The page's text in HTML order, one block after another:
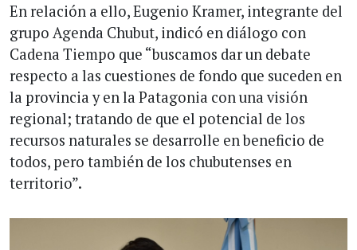
En relación a ello, Eugenio Kramer, integrante del
grupo Agenda Chubut, indicó en diálogo con
Cadena Tiempo que “buscamos dar un debate
respecto a las cuestiones de fondo que suceden en
la provincia y en la Patagonia con una visión
regional; tratando de que el potencial de los
recursos naturales se desarrolle en beneficio de
todos, pero también de los chubutenses en
territorio”.